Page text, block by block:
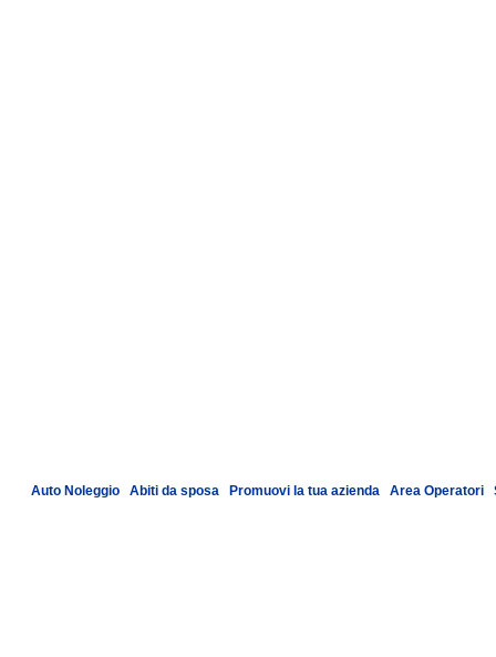
Auto Noleggio Abiti da sposa Promuovi la tua azienda Area Operatori